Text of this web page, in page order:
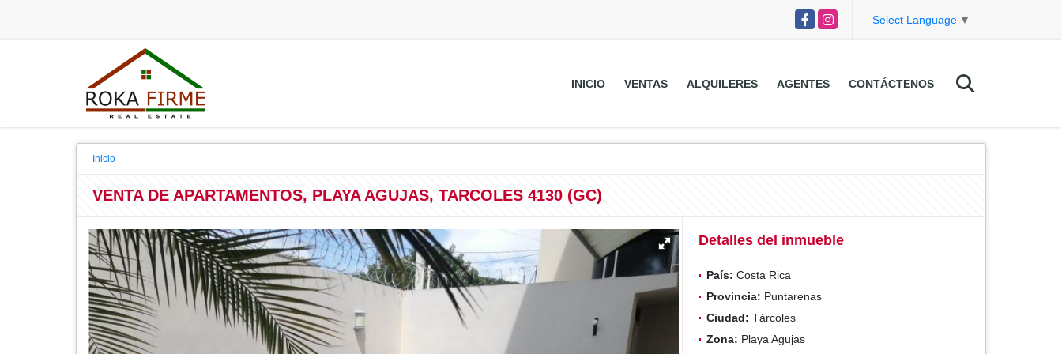
FacebookInstagram Select Language ▼
INICIO VENTAS ALQUILERES AGENTES CONTÁCTENOS
Inicio
VENTA DE APARTAMENTOS, PLAYA AGUJAS, TARCOLES 4130 (GC)
Detalles del inmueble
País: Costa Rica
Provincia: Puntarenas
Ciudad: Tárcoles
Zona: Playa Agujas